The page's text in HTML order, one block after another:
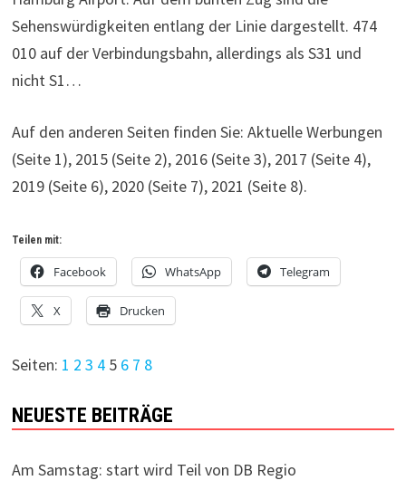
Sehenswürdigkeiten entlang der Linie dargestellt. 474
010 auf der Verbindungsbahn, allerdings als S31 und
nicht S1…
Auf den anderen Seiten finden Sie: Aktuelle Werbungen
(Seite 1), 2015 (Seite 2), 2016 (Seite 3), 2017 (Seite 4),
2019 (Seite 6), 2020 (Seite 7), 2021 (Seite 8).
Teilen mit:
Facebook WhatsApp Telegram
X Drucken
Seiten: 1 2 3 4 5 6 7 8
NEUESTE BEITRÄGE
Am Samstag: start wird Teil von DB Regio